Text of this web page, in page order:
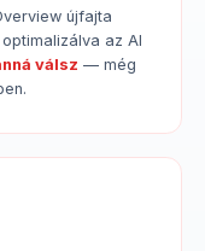
újfajta
az AI
válsz — még